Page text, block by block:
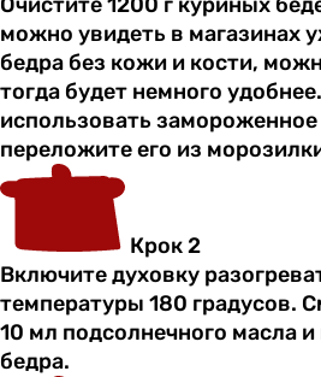
можно увидеть в магазинах
бедра без кожи и кости,
тогда будет немного
использовать
переложите его из
Крок 2
Включите духовку
температуры 180 градусов.
10 мл подсолнечного масла
бедра.